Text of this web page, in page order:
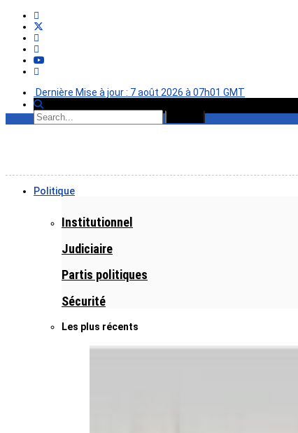
Dernière Mise à jour : 7 août 2026 à 07h01 GMT
Politique
Institutionnel
Judiciaire
Partis politiques
Sécurité
Les plus récents